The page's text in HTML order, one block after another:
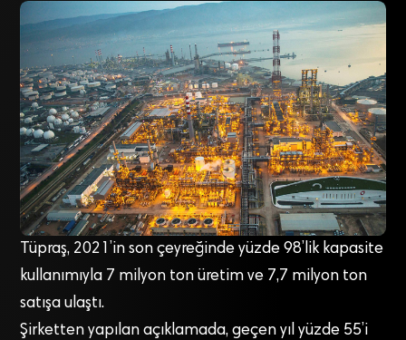
Tüpraş, 2021’in son çeyreğinde yüzde 98’lik kapasite
kullanımıyla 7 milyon ton üretim ve 7,7 milyon ton
satışa ulaştı.
Şirketten yapılan açıklamada, geçen yıl yüzde 55’i